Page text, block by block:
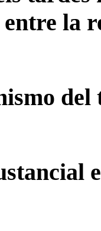
entre la
del